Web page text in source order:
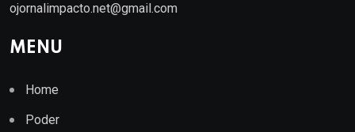
ojornalimpacto.net@gmail.com
MENU
Home
Poder